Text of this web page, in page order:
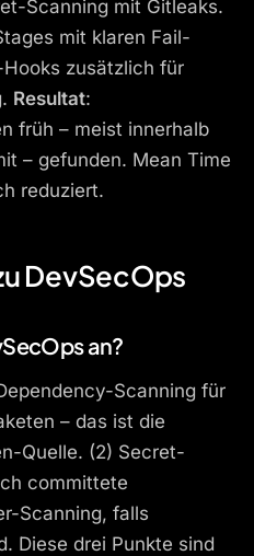
Scanning mit Gitleaks.
mit klaren Fail-
zusätzlich für
Resultat:
früh – meist innerhalb
– gefunden. Mean Time
reduziert.
DevSecOps
an?
Scanning für
– das ist die
Quelle. (2) Secret-
committete
Scanning, falls
Diese drei Punkte sind